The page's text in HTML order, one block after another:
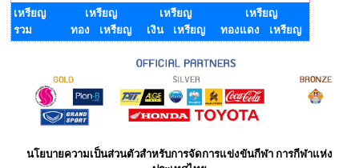
เหรียญ
รวม
เหรียญ
ทอง เหรียญ
เหรียญ
เงิน เหรียญ
เหรียญ
ทองแดง เหรียญ
นโยบายความเป็นส่วนตัวสำหรับการจัดการแข่งขันกีฬา การกีฬาแห่ง